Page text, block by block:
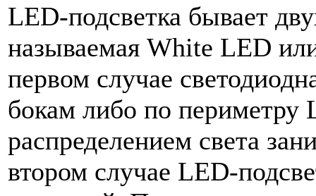
LED-подсветка бывает
называемая White LED
первом случае
бокам либо по
распределением света
втором случае LED-